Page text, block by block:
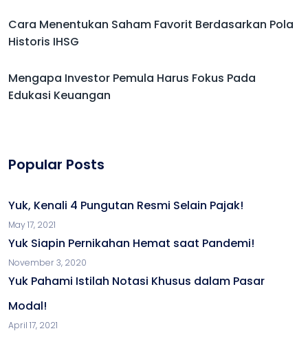
Cara Menentukan Saham Favorit Berdasarkan Pola
Historis IHSG
Mengapa Investor Pemula Harus Fokus Pada
Edukasi Keuangan
Popular Posts
Yuk, Kenali 4 Pungutan Resmi Selain Pajak!
May 17, 2021
Yuk Siapin Pernikahan Hemat saat Pandemi!
November 3, 2020
Yuk Pahami Istilah Notasi Khusus dalam Pasar
Modal!
April 17, 2021